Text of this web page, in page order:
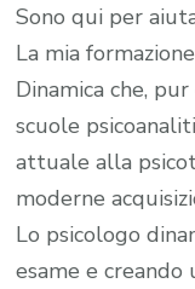
Sono qui per
La mia
Dinamica che,
scuole
attuale alla
moderne
Lo psicologo
esame e